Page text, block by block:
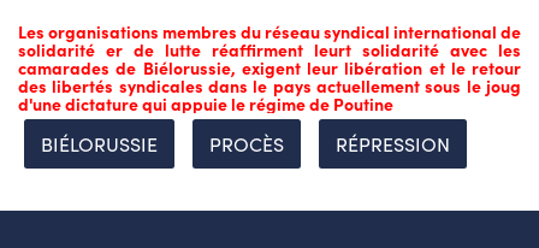
Les organisations membres du réseau syndical international de
solidarité er de lutte réaffirment leurt solidarité avec les
camarades de Biélorussie, exigent leur libération et le retour
des libertés syndicales dans le pays actuellement sous le joug
d'une dictature qui appuie le régime de Poutine
BIÉLORUSSIE PROCÈS RÉPRESSION